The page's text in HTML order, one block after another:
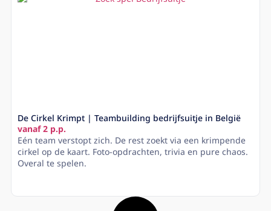
De Cirkel Krimpt | Teambuilding bedrijfsuitje in België
vanaf 2 p.p.
Eén team verstopt zich. De rest zoekt via een krimpende
cirkel op de kaart. Foto-opdrachten, trivia en pure chaos.
Overal te spelen.